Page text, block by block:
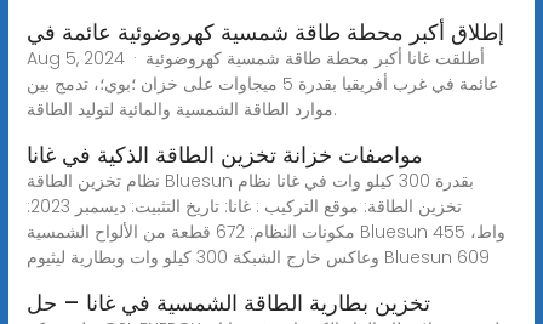
إطلاق أكبر محطة طاقة شمسية كهروضوئية عائمة في
Aug 5, 2024 · أطلقت غانا أكبر محطة طاقة شمسية كهروضوئية
عائمة في غرب أفريقيا بقدرة 5 ميجاوات على خزان ؛بوي؛، تدمج بين
موارد الطاقة الشمسية والمائية لتوليد الطاقة.
مواصفات خزانة تخزين الطاقة الذكية في غانا
نظام تخزين الطاقة Bluesun بقدرة 300 كيلو وات في غانا نظام
تخزين الطاقة: موقع التركيب : غانا: تاريخ التثبيت: ديسمبر 2023:
مكونات النظام: 672 قطعة من الألواح الشمسية Bluesun 455 واط،
وعاكس خارج الشبكة 300 كيلو وات وبطارية ليثيوم Bluesun 609
تخزين بطارية الطاقة الشمسية في غانا – حل